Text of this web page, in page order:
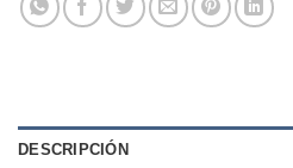
DESCRIPCIÓN